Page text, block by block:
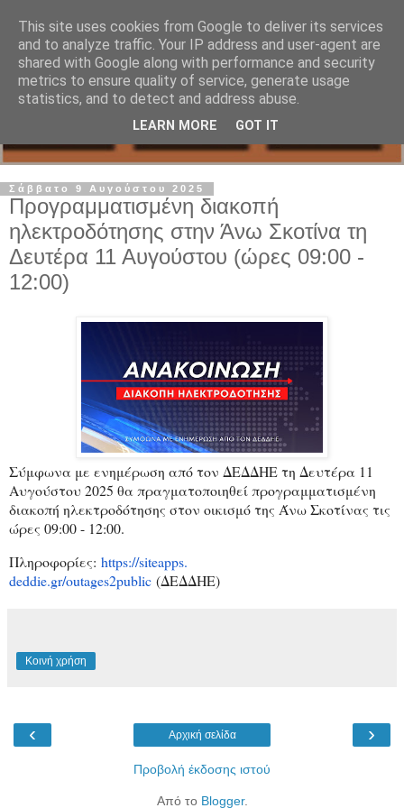
Σάββατο 9 Αυγούστου 2025
Προγραμματισμένη διακοπή
ηλεκτροδότησης στην Άνω Σκοτίνα τη
Δευτέρα 11 Αυγούστου (ώρες 09:00 -
12:00)
Σύμφωνα με ενημέρωση από τον ΔΕΔΔΗΕ τη Δευτέρα 11
Αυγούστου 2025 θα πραγματοποιηθεί προγραμματισμένη
διακοπή ηλεκτροδότησης στον οικισμό της Άνω Σκοτίνας τις
ώρες 09:00 - 12:00.
Πληροφορίες: https://siteapps.
deddie.gr/outages2public (ΔΕΔΔΗΕ)
Κοινή χρήση
‹ ›
Αρχική σελίδα
Προβολή έκδοσης ιστού
Από το Blogger.
This site uses cookies from Google to deliver its services
and to analyze traffic. Your IP address and user-agent are
shared with Google along with performance and security
metrics to ensure quality of service, generate usage
statistics, and to detect and address abuse.
LEARN MORE GOT IT